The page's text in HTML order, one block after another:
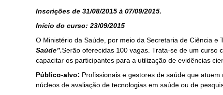
Inscrições de 31/08/2015 à 07/09/2015.
Início do curso: 23/09/2015
O Ministério da Saúde, por meio da Secretaria de Ciência e
Saúde”.Serão oferecidas 100 vagas. Trata-se de um
capacitar os participantes para a utilização de evidências
Público-alvo: Profissionais e gestores de saúde que
núcleos de avaliação de tecnologias em saúde ou de